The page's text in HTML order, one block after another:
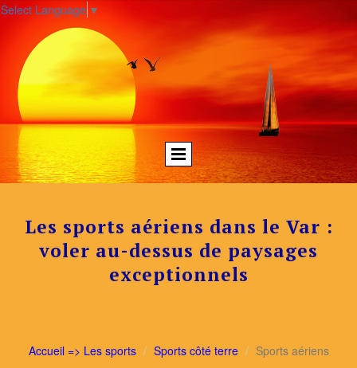
Select Language ▼
Les sports aériens dans le Var :
voler au-dessus de paysages
exceptionnels
Accueil => Les sports Sports côté terre Sports aériens